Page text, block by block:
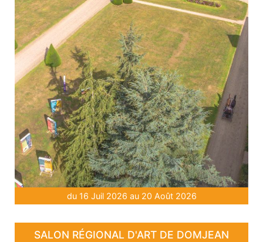
du 16 Juil 2026 au 20 Août 2026
SALON RÉGIONAL D'ART DE DOMJEAN